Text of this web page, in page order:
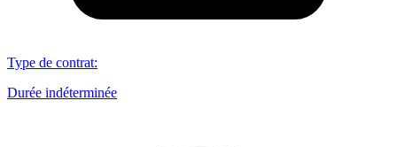
Type de contrat:
Durée indéterminée